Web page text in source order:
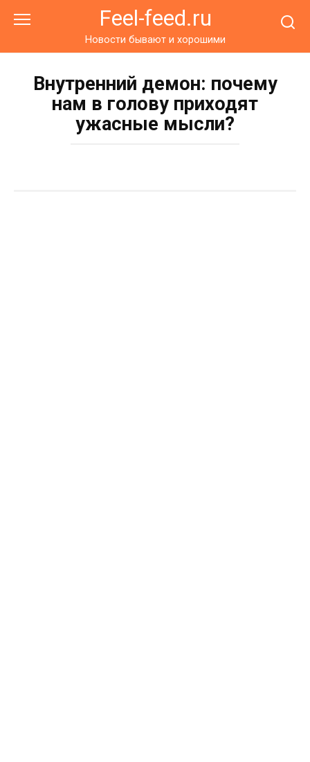
Feel-feed.ru
Новости бывают и хорошими
Внутренний демон: почему
нам в голову приходят
ужасные мысли?